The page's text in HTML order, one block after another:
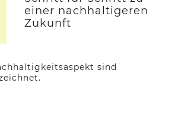
einer nachhaltigeren
Zukunft
sind